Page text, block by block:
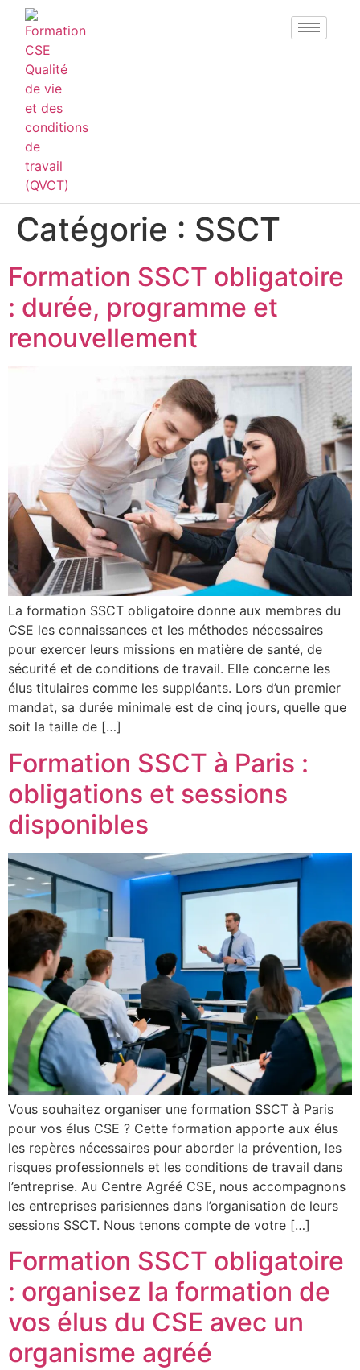
Catégorie : SSCT
Formation SSCT obligatoire
: durée, programme et
renouvellement
La formation SSCT obligatoire donne aux membres du
CSE les connaissances et les méthodes nécessaires
pour exercer leurs missions en matière de santé, de
sécurité et de conditions de travail. Elle concerne les
élus titulaires comme les suppléants. Lors d’un premier
mandat, sa durée minimale est de cinq jours, quelle que
soit la taille de […]
Formation SSCT à Paris :
obligations et sessions
disponibles
Vous souhaitez organiser une formation SSCT à Paris
pour vos élus CSE ? Cette formation apporte aux élus
les repères nécessaires pour aborder la prévention, les
risques professionnels et les conditions de travail dans
l’entreprise. Au Centre Agréé CSE, nous accompagnons
les entreprises parisiennes dans l’organisation de leurs
sessions SSCT. Nous tenons compte de votre […]
Formation SSCT obligatoire
: organisez la formation de
vos élus du CSE avec un
organisme agréé